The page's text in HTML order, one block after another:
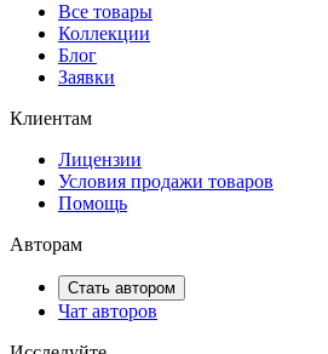
Все товары
Коллекции
Блог
Заявки
Клиентам
Лицензии
Условия продажи товаров
Помощь
Авторам
Стать автором
Чат авторов